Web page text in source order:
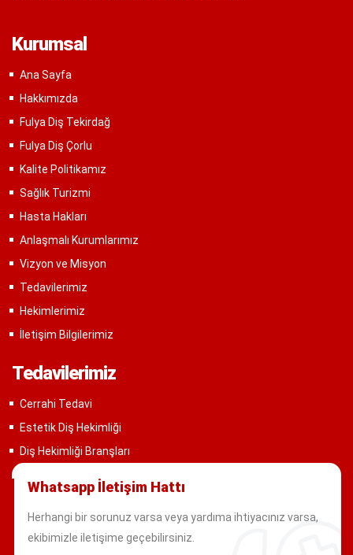
Kurumsal
Ana Sayfa
Hakkımızda
Fulya Diş Tekirdağ
Fulya Diş Çorlu
Kalite Politikamız
Sağlık Turizmi
Hasta Hakları
Anlaşmalı Kurumlarımız
Vizyon ve Misyon
Tedavilerimiz
Hekimlerimiz
İletişim Bilgilerimiz
Tedavilerimiz
Cerrahi Tedavi
Estetik Diş Hekimliği
Diş Hekimliği Branşları
Whatsapp İletişim Hattı
Herhangi bir sorunuz varsa veya yardıma ihtiyacınız varsa,
ekibimizle iletişime geçebilirsiniz.